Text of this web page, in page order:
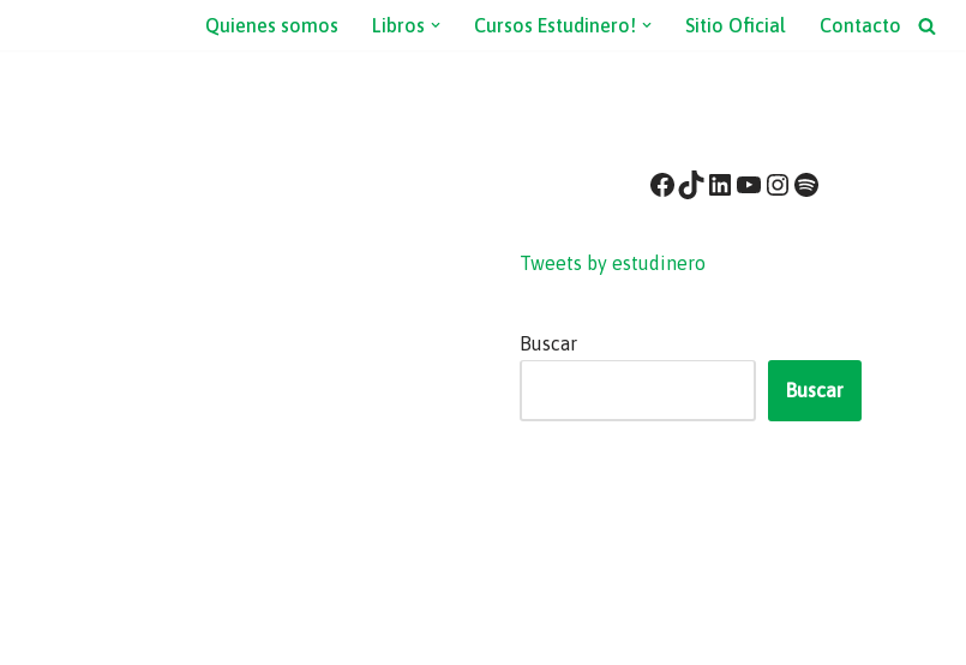
Quienes somos Libros Cursos Estudinero! Sitio Oficial Contacto
Tweets by estudinero
Buscar
Buscar